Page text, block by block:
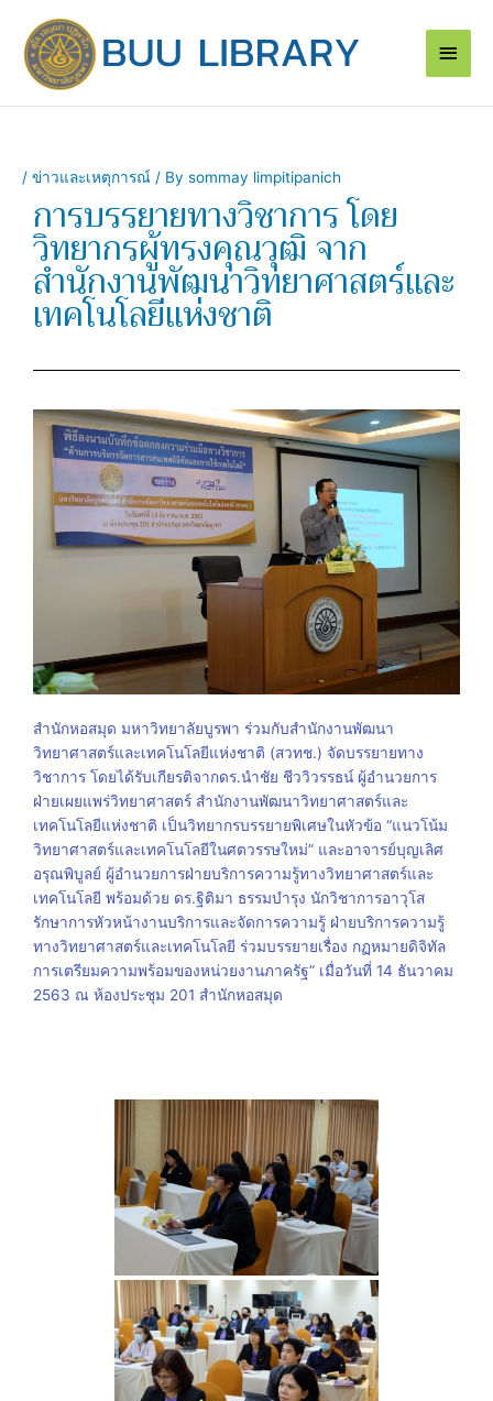
content
Main
/ ข่าวและเหตุการณ์ / By sommay limpitipanich
การบรรยายทางวิชาการ โดย
วิทยากรผู้ทรงคุณวุฒิ จาก
สำนักงานพัฒนาวิทยาศาสตร์และ
เทคโนโลยีแห่งชาติ
สำนักหอสมุด มหาวิทยาลัยบูรพา ร่วมกับสำนักงานพัฒนา
วิทยาศาสตร์และเทคโนโลยีแห่งชาติ (สวทช.) จัดบรรยายทาง
วิชาการ โดยได้รับเกียรติจากดร.นำชัย ชีววิวรรธน์ ผู้อำนวยการ
ฝ่ายเผยแพร่วิทยาศาสตร์ สำนักงานพัฒนาวิทยาศาสตร์และ
เทคโนโลยีแห่งชาติ เป็นวิทยากรบรรยายพิเศษในหัวข้อ “แนวโน้ม
วิทยาศาสตร์และเทคโนโลยีในศตวรรษใหม่” และอาจารย์บุญเลิศ
อรุณพิบูลย์ ผู้อำนวยการฝ่ายบริการความรู้ทางวิทยาศาสตร์และ
เทคโนโลยี พร้อมด้วย ดร.ฐิติมา ธรรมบำรุง นักวิชาการอาวุโส
รักษาการหัวหน้างานบริการและจัดการความรู้ ฝ่ายบริการความรู้
ทางวิทยาศาสตร์และเทคโนโลยี ร่วมบรรยายเรื่อง กฏหมายดิจิทัล
การเตรียมความพร้อมของหน่วยงานภาครัฐ” เมื่อวันที่ 14 ธันวาคม
2563 ณ ห้องประชุม 201 สำนักหอสมุด